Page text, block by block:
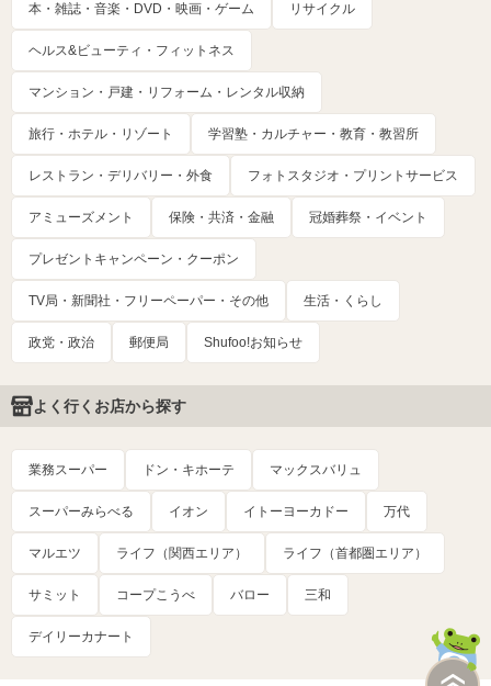
本・雑誌・音楽・DVD・映画・ゲーム リサイクル
ヘルス&ビューティ・フィットネス
マンション・戸建・リフォーム・レンタル収納
旅行・ホテル・リゾート 学習塾・カルチャー・教育・教習所
レストラン・デリバリー・外食 フォトスタジオ・プリントサービス
アミューズメント 保険・共済・金融 冠婚葬祭・イベント
プレゼントキャンペーン・クーポン
TV局・新聞社・フリーペーパー・その他 生活・くらし
政党・政治 郵便局 Shufoo!お知らせ
よく行くお店から探す
業務スーパー ドン・キホーテ マックスバリュ
スーパーみらべる イオン イトーヨーカドー 万代
マルエツ ライフ（関西エリア） ライフ（首都圏エリア）
サミット コープこうべ バロー 三和
デイリーカナート